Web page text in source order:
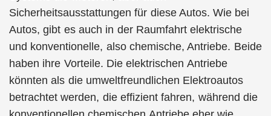
Sicherheitsausstattungen für diese Autos. Wie bei
Autos, gibt es auch in der Raumfahrt elektrische
und konventionelle, also chemische, Antriebe. Beide
haben ihre Vorteile. Die elektrischen Antriebe
könnten als die umweltfreundlichen Elektroautos
betrachtet werden, die effizient fahren, während die